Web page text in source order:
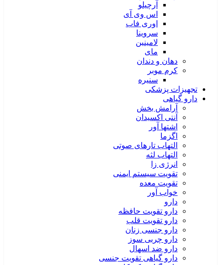
آرچیلو
اس وی آی
اوری فاب
سروینا
لامینین
مای
دهان و دندان
کرم موبر
سنیره
تجهیزات پزشکی
دارو گیاهی
آرامش بخش
آنتی اکسیدان
اشتها آور
اگزما
التهاب تارهای صوتی
التهاب لثه
انرژی زا
تقویت سیستم ایمنی
تقویت معده
خواب آور
دارو
دارو تقویت حافظه
دارو تقویت قلب
دارو جنسی زنان
دارو چربی سوز
دارو ضد اسهال
دارو گیاهی تقویت جنسی